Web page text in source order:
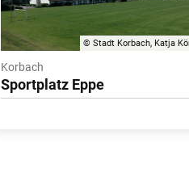
© Stadt Korbach, Katja
Korbach
Sportplatz Eppe